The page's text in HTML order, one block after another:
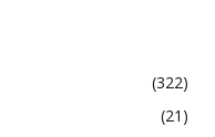
(322)
(21)